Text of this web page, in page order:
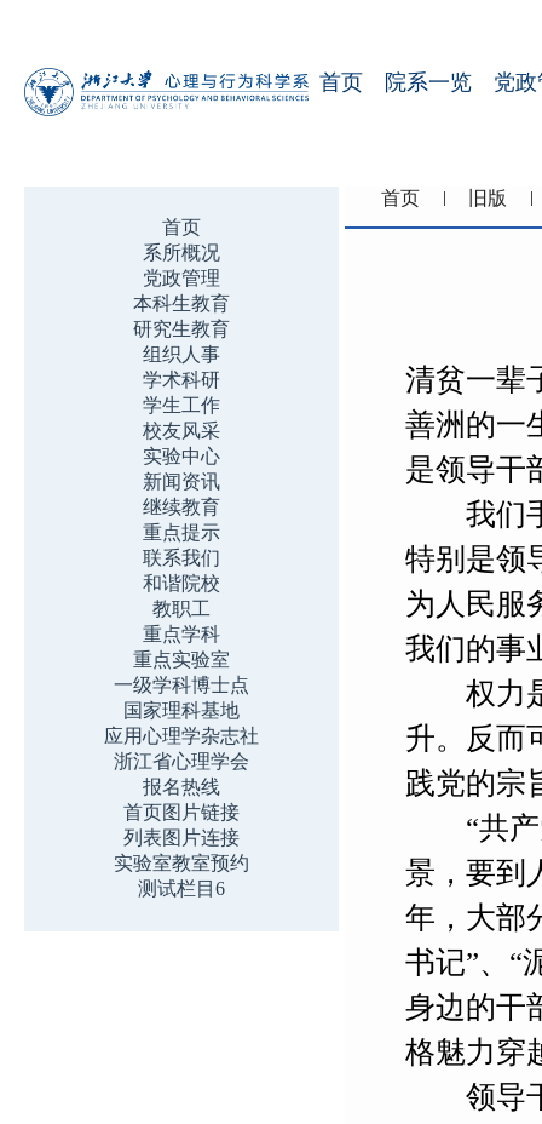
首页 院系一览 党
首页
系所概况
党政管理
本科生教育
研究生教育
组织人事
学术科研
学生工作
校友风采
实验中心
新闻资讯
继续教育
重点提示
联系我们
和谐院校
教职工
重点学科
重点实验室
一级学科博士点
国家理科基地
应用心理学杂志社
浙江省心理学会
报名热线
首页图片链接
列表图片连接
实验室教室预约
测试栏目6
首页 旧版
清贫一辈
善洲的一
是领导干
我们手
特别是领
为人民服
我们的事
权力是
升。反而
践党的宗
“共产党
景，要到
年，大部
书记”、“
身边的干
格魅力穿
领导干